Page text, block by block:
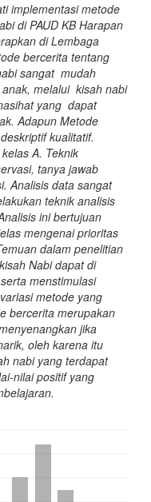
implementasi metode
di PAUD KB Harapan
di Lembaga
bercerita tentang
sangat mudah
melalui kisah nabi
yang dapat
Adapun Metode
kualitatif.
A. Teknik
tanya jawab
Analisis data sangat
teknik analisis
ini bertujuan
mengenai prioritas
dalam penelitian
Nabi dapat di
menstimulasi
metode yang
bercerita merupakan
jika
oleh karena itu
nabi yang terdapat
nilai positif yang